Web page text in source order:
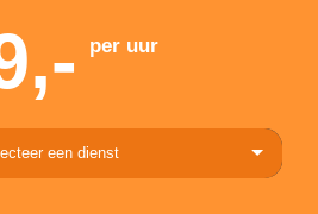
per uur
een dienst